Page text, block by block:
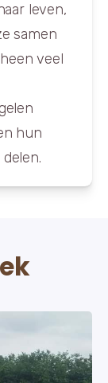
leven,
samen
veel
hun